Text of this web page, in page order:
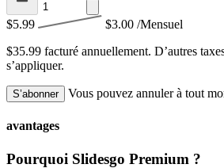
$5.99 $3.00 /Mensuel
$35.99 facturé annuellement. D’autres
s’appliquer.
S’abonner Vous pouvez annuler à tout
avantages
Pourquoi Slidesgo Premium ?